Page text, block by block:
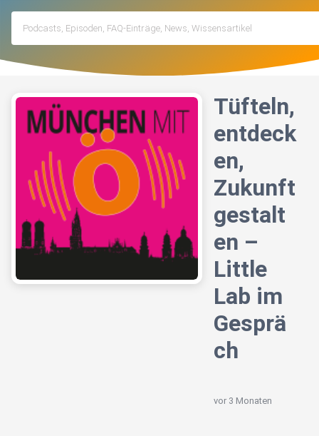
Tüfteln,
entdeck
en,
Zukunft
gestalt
en –
Little
Lab im
Gesprä
ch
vor 3 Monaten